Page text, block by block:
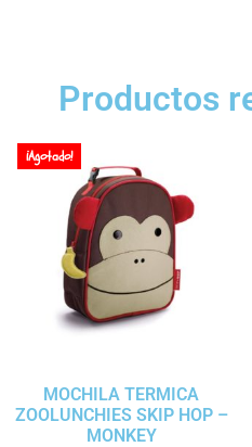
Productos
¡Agotado!
MOCHILA TERMICA
ZOOLUNCHIES SKIP HOP –
MONKEY